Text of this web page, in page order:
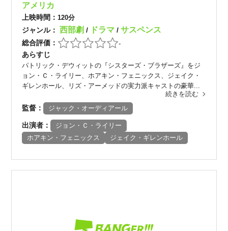
アメリカ
上映時間： 120分
ジャンル： 西部劇/ ドラマ/サスペンス
総合評価： -
あらすじ
パトリック・デウィットの『シスターズ・ブラザーズ』をジ
ョン・Ｃ・ライリー、ホアキン・フェニックス、ジェイク・
ギレンホール、リズ・アーメッドの実力派キャストの豪華...
続きを読む
監督： ジャック・オーディアール
出演者：
ジョン・Ｃ・ライリー
ホアキン・フェニックス
ジェイク・ギレンホール